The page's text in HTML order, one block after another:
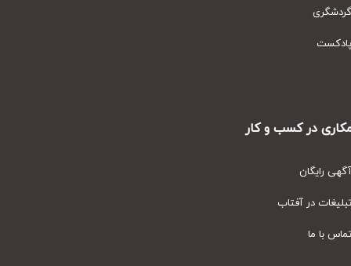
در کسب و کار
رایگان
در آفتاب
با ما